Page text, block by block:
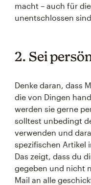
macht – auch für
unentschlossen sind.
2. Sei
Denke daran, dass
die von Dingen
werden sie gerne
solltest unbedingt
verwenden und
spezifischen Artikel
Das zeigt, dass du
gegeben und nicht
Mail an alle